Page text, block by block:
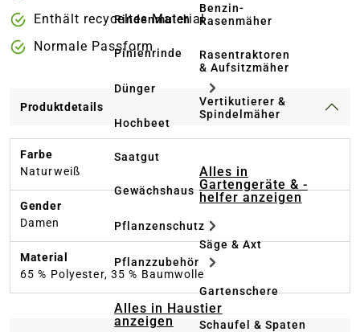
Rindenmulch
Pinienrinde
Dünger
Hochbeet
Saatgut
Gewächshaus
Pflanzenschutz
Pflanzzubehör
Alles in Haustier
anzeigen
Benzin-
Rasenmäher
Rasentraktoren
& Aufsitzmäher
Vertikutierer &
Spindelmäher
Alles in
Gartengeräte & -
helfer anzeigen
Säge & Axt
Gartenschere
Schaufel & Spaten
Enthält recyceltes Material
Normale Passform
Produktdetails
Farbe
Naturweiß
Gender
Damen
Material
65 % Polyester, 35 % Baumwolle